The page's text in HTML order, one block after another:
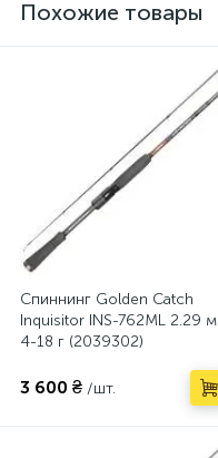
Похожие товары
Спиннинг Golden Catch
Inquisitor INS-762ML 2.29 м
4-18 г (2039302)
3 600 ₴ /шт.